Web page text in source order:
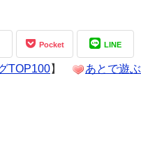
Pocket LINE
TOP100】 あとで遊ぶ